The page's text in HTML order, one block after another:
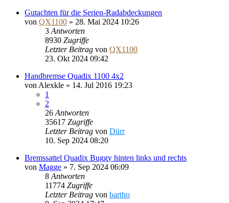
Gutachten für die Serien-Radabdeckungen
von QX1100 » 28. Mai 2024 10:26
3 Antworten
8930 Zugriffe
Letzter Beitrag von QX1100
23. Okt 2024 09:42
Handbremse Quadix 1100 4x2
von Alexkle » 14. Jul 2016 19:23
1
2
26 Antworten
35617 Zugriffe
Letzter Beitrag von Dürr
10. Sep 2024 08:20
Bremssattel Quadix Buggy hinten links und rechts
von Magge » 7. Sep 2024 06:09
8 Antworten
11774 Zugriffe
Letzter Beitrag von bartho